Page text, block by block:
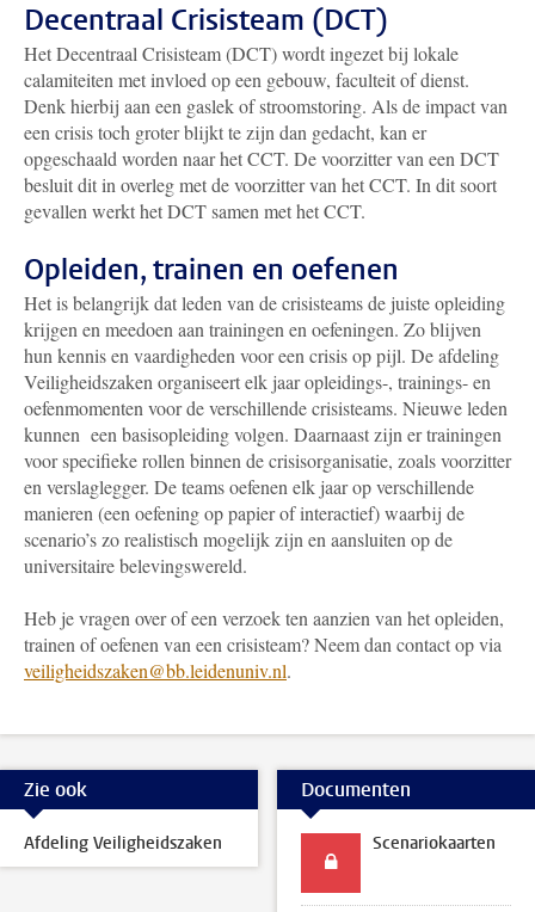
Decentraal Crisisteam (DCT)
Het Decentraal Crisisteam (DCT) wordt ingezet bij lokale
calamiteiten met invloed op een gebouw, faculteit of dienst.
Denk hierbij aan een gaslek of stroomstoring. Als de impact van
een crisis toch groter blijkt te zijn dan gedacht, kan er
opgeschaald worden naar het CCT. De voorzitter van een DCT
besluit dit in overleg met de voorzitter van het CCT. In dit soort
gevallen werkt het DCT samen met het CCT.
Opleiden, trainen en oefenen
Het is belangrijk dat leden van de crisisteams de juiste opleiding
krijgen en meedoen aan trainingen en oefeningen. Zo blijven
hun kennis en vaardigheden voor een crisis op pijl. De afdeling
Veiligheidszaken organiseert elk jaar opleidings-, trainings- en
oefenmomenten voor de verschillende crisisteams. Nieuwe leden
kunnen een basisopleiding volgen. Daarnaast zijn er trainingen
voor specifieke rollen binnen de crisisorganisatie, zoals voorzitter
en verslaglegger. De teams oefenen elk jaar op verschillende
manieren (een oefening op papier of interactief) waarbij de
scenario’s zo realistisch mogelijk zijn en aansluiten op de
universitaire belevingswereld.
Heb je vragen over of een verzoek ten aanzien van het opleiden,
trainen of oefenen van een crisisteam? Neem dan contact op via
veiligheidszaken@bb.leidenuniv.nl.
Zie ook
Afdeling Veiligheidszaken
Documenten
Scenariokaarten